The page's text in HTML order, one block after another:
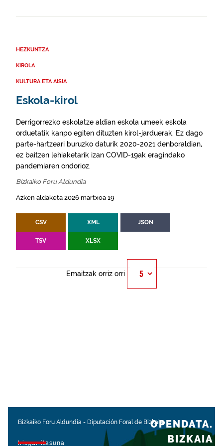
HEZKUNTZA
KIROLA
KULTURA ETA AISIA
Eskola-kirol
Derrigorrezko eskolatze aldian eskola umeek eskola
orduetatik kanpo egiten dituzten kirol-jarduerak. Ez dago
parte-hartzeari buruzko daturik 2020-2021 denboraldian,
ez baitzen lehiaketarik izan COVID-19ak eragindako
pandemiaren ondorioz.
Bizkaiko Foru Aldundia
Azken aldaketa 2026 martxoa 19
CSV XML JSON
TSV XLSX
Emaitzak orriz orri
Bizkaiko Foru Aldundia - Diputación Foral de Bizkaia
Irisgarritasuna
OPENDATA.
BIZKAIA